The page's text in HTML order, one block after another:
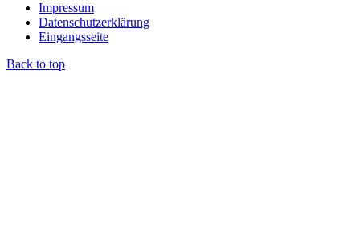
Impressum
Datenschutzerklärung
Eingangsseite
Back to top